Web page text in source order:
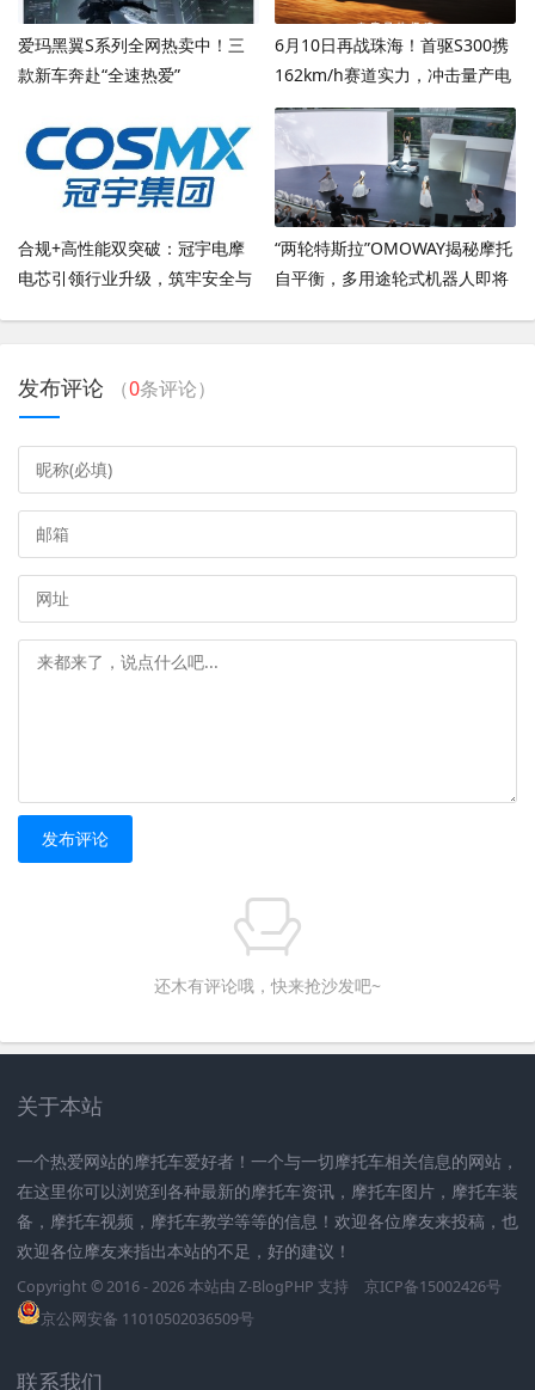
爱玛黑翼S系列全网热卖中！三
款新车奔赴“全速热爱”
6月10日再战珠海！首驱S300携
162km/h赛道实力，冲击量产电
摩圈速新高度
合规+高性能双突破：冠宇电摩
电芯引领行业升级，筑牢安全与
“两轮特斯拉”OMOWAY揭秘摩托
自平衡，多用途轮式机器人即将
发布评论 （0条评论）
发布评论
还木有评论哦，快来抢沙发吧~
关于本站
一个热爱网站的摩托车爱好者！一个与一切摩托车相关信息的网站，
在这里你可以浏览到各种最新的摩托车资讯，摩托车图片，摩托车装
备，摩托车视频，摩托车教学等等的信息！欢迎各位摩友来投稿，也
欢迎各位摩友来指出本站的不足，好的建议！
Copyright © 2016 - 2026 本站由 Z-BlogPHP 支持
京ICP备15002426号
京公网安备 11010502036509号
联系我们